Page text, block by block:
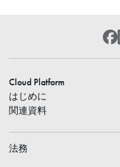
Cloud Platform
はじめに
関連資料
法務